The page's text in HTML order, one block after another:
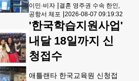
인 체포 사례TSA 정보공유 확
대 여파 결혼 영주권을 수속 중
이던 20대 한인 남성이 플로리
다로 가족여행을 떠나기 위해
뉴욕 JFK 공항을 찾았다가 이
민 당국에 체포돼 추방 위기에
놓였다. 최근들어 미 전국의 공
항에서 이민단속이 대폭 강화
이민·비자 |결혼 영주권 수속 한인,
공항서 체포 |2026-08-07 09:19:32
'한국학습지원사업'
내달 18일까지 신
청접수
애틀랜타 한국교육원 신청접